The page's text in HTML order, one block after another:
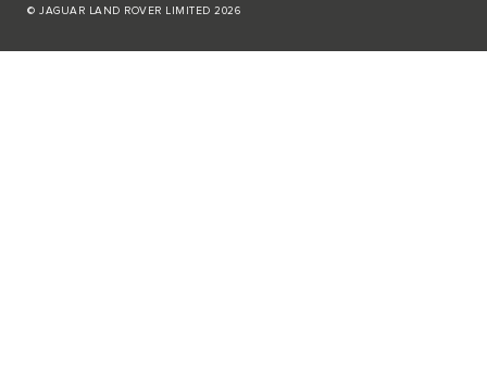
© JAGUAR LAND ROVER LIMITED 2026